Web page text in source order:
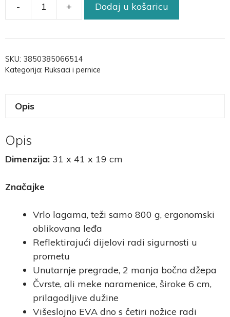
- + Dodaj u košaricu
SKU: 3850385066514
Kategorija: Ruksaci i pernice
Opis
Opis
Dimenzija: 31 x 41 x 19 cm
Značajke
Vrlo lagama, teži samo 800 g, ergonomski
oblikovana leđa
Reflektirajući dijelovi radi sigurnosti u
prometu
Unutarnje pregrade, 2 manja bočna džepa
Čvrste, ali meke naramenice, široke 6 cm,
prilagodljive dužine
Višeslojno EVA dno s četiri nožice radi